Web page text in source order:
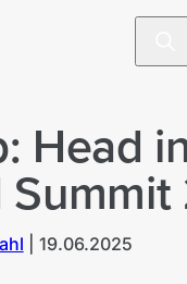
Head
19.06.2025